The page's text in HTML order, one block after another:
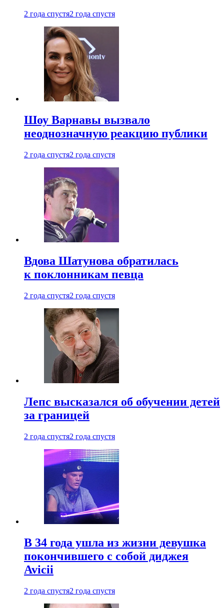
2 года спустя2 года спустя
Шоу Варнавы вызвало
неоднозначную реакцию публики
2 года спустя2 года спустя
Вдова Шатунова обратилась
к поклонникам певца
2 года спустя2 года спустя
Лепс высказался об обучении детей
за границей
2 года спустя2 года спустя
В 34 года ушла из жизни девушка
покончившего с собой диджея
Avicii
2 года спустя2 года спустя